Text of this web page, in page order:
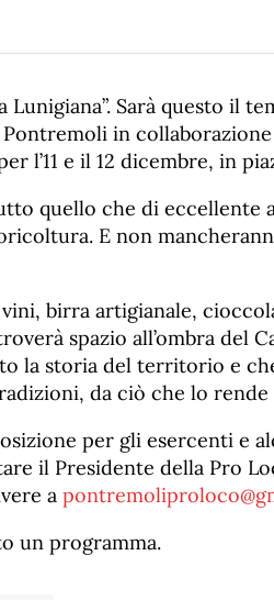
Lunigiana”. Sarà questo il
in
l’11 e il 12 dicembre, in
quello che di eccellente
E non
birra artigianale,
spazio all’ombra del
la storia del territorio e
da ciò che lo
per gli esercenti e
il Presidente della Pro
a
un programma.